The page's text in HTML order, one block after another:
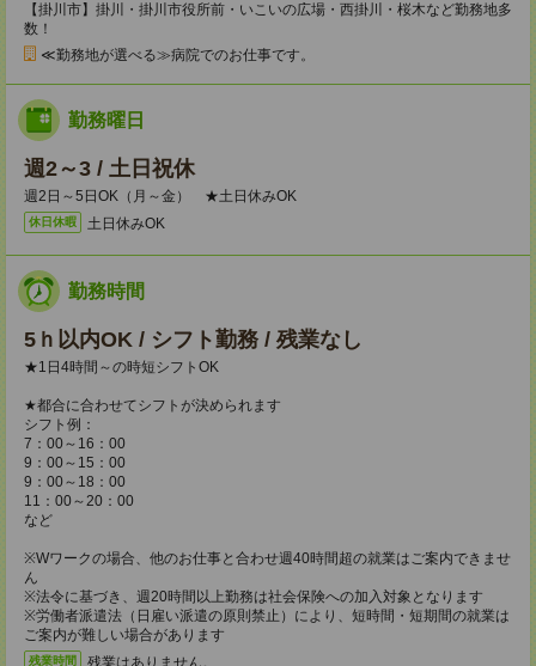
【掛川市】掛川・掛川市役所前・いこいの広場・西掛川・桜木など勤務地多
数！
≪勤務地が選べる≫病院でのお仕事です。
勤務曜日
週2～3 / 土日祝休
週2日～5日OK（月～金） ★土日休みOK
休日休暇 土日休みOK
勤務時間
5ｈ以内OK / シフト勤務 / 残業なし
★1日4時間～の時短シフトOK
★都合に合わせてシフトが決められます
シフト例：
7：00～16：00
9：00～15：00
9：00～18：00
11：00～20：00
など
※Wワークの場合、他のお仕事と合わせ週40時間超の就業はご案内できませ
ん
※法令に基づき、週20時間以上勤務は社会保険への加入対象となります
※労働者派遣法（日雇い派遣の原則禁止）により、短時間・短期間の就業は
ご案内が難しい場合があります
残業時間 残業はありません。